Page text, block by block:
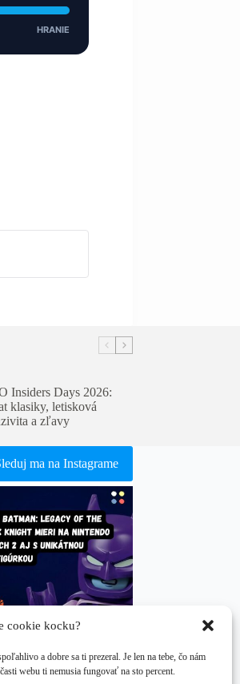
cookie kocku?
a dobre sa ti prezeral. Je len na tebe, čo nám
webu ti nemusia fungovať na sto percent.
HRANIE
Insiders Days 2026:
klasiky, letisková
a zľavy
ma na Instagrame